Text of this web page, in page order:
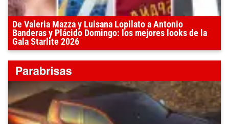
De Valeria Mazza y Luisana Lopilato a Antonio
Banderas y Plácido Domingo: los mejores looks de la
Gala Starlite 2026